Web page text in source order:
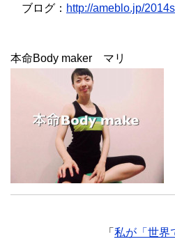
ブログ： http://ameblo.jp/
本命Body maker マリ
「 私が「世界